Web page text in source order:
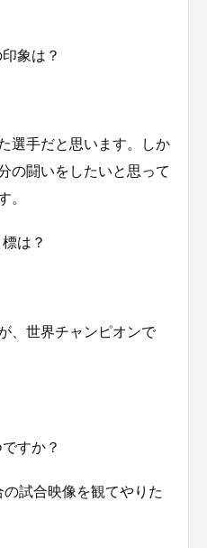
象は？
選手だと思います。しか
の闘いをしたいと思って
。
は？
、世界チャンピオンで
すか？
試合映像を観てやりた